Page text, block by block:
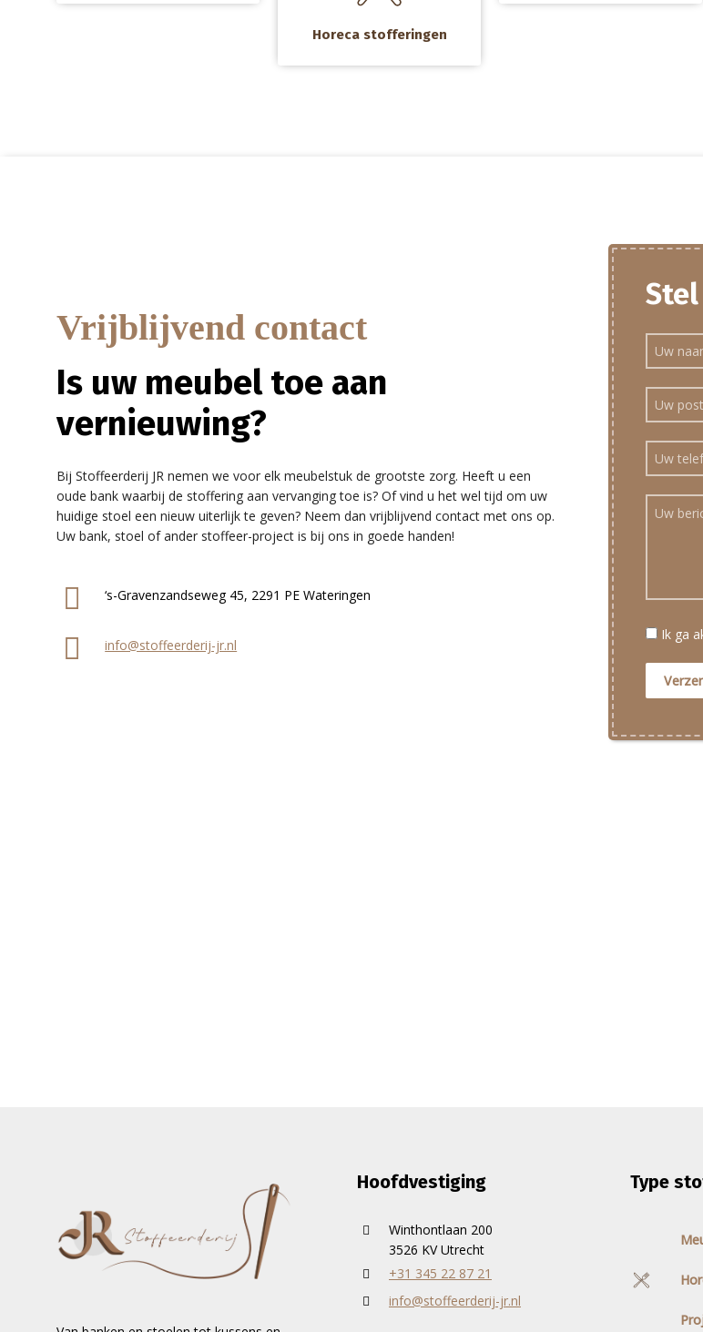
Horeca stofferingen
Vrijblijvend contact
Is uw meubel toe aan
vernieuwing?
Bij Stoffeerderij JR nemen we voor elk meubelstuk de grootste zorg. Heeft u een
oude bank waarbij de stoffering aan vervanging toe is? Of vind u het wel tijd om uw
huidige stoel een nieuw uiterlijk te geven? Neem dan vrijblijvend contact met ons op.
Uw bank, stoel of ander stoffeer-project is bij ons in goede handen!
‘s-Gravenzandseweg 45, 2291 PE Wateringen
info@stoffeerderij-jr.nl
Ik ga
Hoofdvestiging
Winthontlaan 200
3526 KV Utrecht
+31 345 22 87 21
info@stoffeerderij-jr.nl
Type